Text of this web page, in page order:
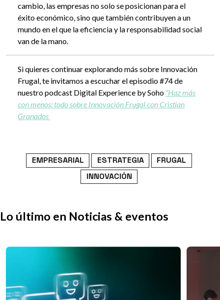
cambio, las empresas no solo se posicionan para el
éxito económico, sino que también contribuyen a un
mundo en el que la eficiencia y la responsabilidad social
van de la mano.
Si quieres continuar explorando más sobre Innovación
Frugal, te invitamos a escuchar el episodio #74 de
nuestro podcast Digital Experience by Soho “Haz más
con menos: todo sobre Innovación Frugal con Cristian
Granados
EMPRESARIAL ESTRATEGIA
FRUGAL
INNOVACIÓN
Lo último en Noticias & eventos